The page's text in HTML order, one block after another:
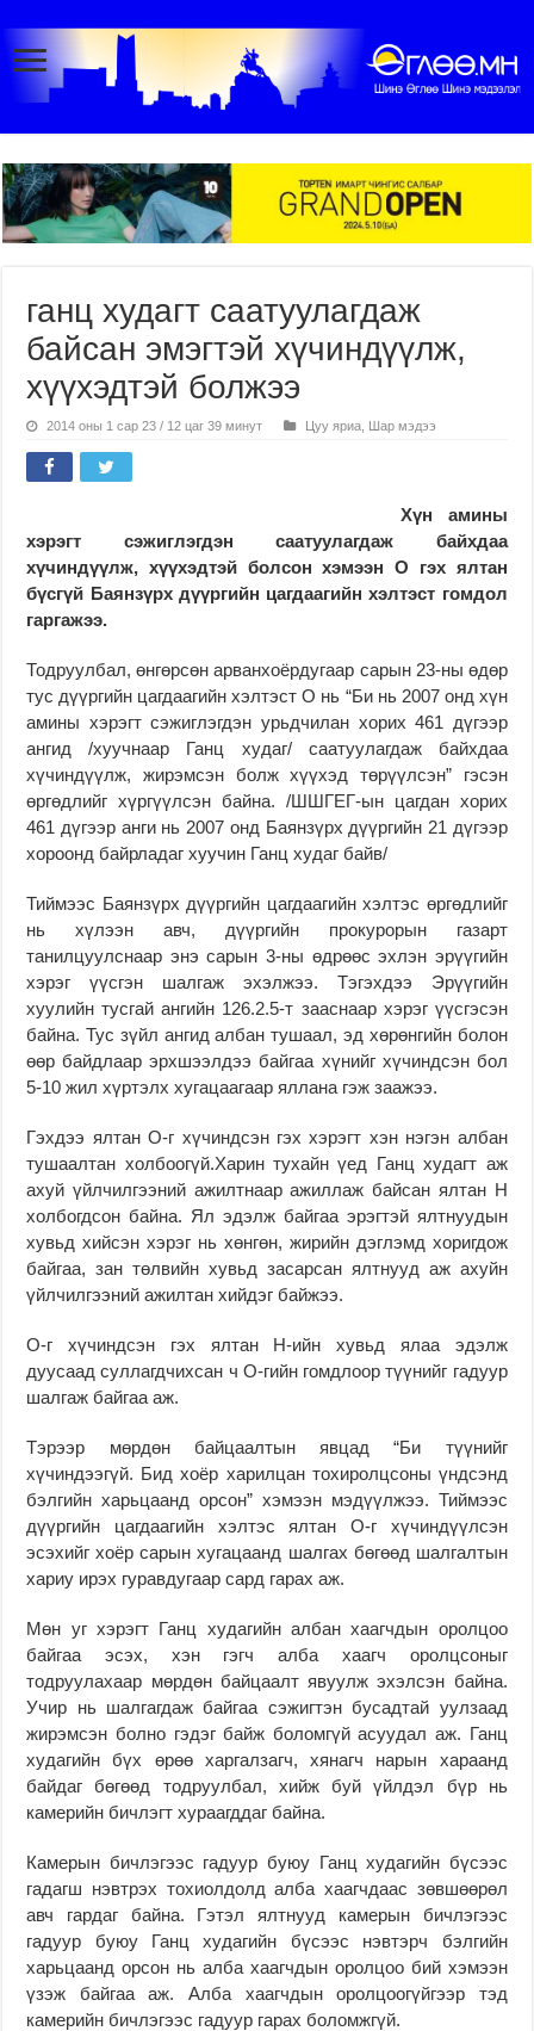
ганц худагт саатуулагдаж
байсан эмэгтэй хүчиндүүлж,
хүүхэдтэй болжээ
2014 оны 1 сар 23 / 12 цаг 39 минут Цуу яриа Шар мэдээ
​ Хүн амины
хэрэгт сэжиглэгдэн саатуулагдаж байхдаа
хүчиндүүлж, хүүхэдтэй болсон хэмээн О гэх ялтан
бүсгүй Баянзүрх дүүргийн цагдаагийн хэлтэст гомдол
гаргажээ.
Тодруулбал, өнгөрсөн арванхоёрдугаар сарын 23-ны өдөр
тус дүүргийн цагдаагийн хэлтэст О нь “Би нь 2007 онд хүн
амины хэрэгт сэжиглэгдэн урьдчилан хорих 461 дүгээр
ангид /хуучнаар Ганц худаг/ саатуулагдаж байхдаа
хүчиндүүлж, жирэмсэн болж хүүхэд төрүүлсэн” гэсэн
өргөдлийг хүргүүлсэн байна. /ШШГЕГ-ын цагдан хорих
461 дүгээр анги нь 2007 онд Баянзүрх дүүргийн 21 дүгээр
хороонд байрладаг хуучин Ганц худаг байв/
Тиймээс Баянзүрх дүүргийн цагдаагийн хэлтэс өргөдлийг
нь хүлээн авч, дүүргийн прокурорын газарт
танилцуулснаар энэ сарын 3-ны өдрөөс эхлэн эрүүгийн
хэрэг үүсгэн шалгаж эхэлжээ. Тэгэхдээ Эрүүгийн
хуулийн тусгай ангийн 126.2.5-т зааснаар хэрэг үүсгэсэн
байна. Тус зүйл ангид албан тушаал, эд хөрөнгийн болон
өөр байдлаар эрхшээлдээ байгаа хүнийг хүчиндсэн бол
5-10 жил хүртэлх хугацаагаар яллана гэж заажээ.
Гэхдээ ялтан О-г хүчиндсэн гэх хэрэгт хэн нэгэн албан
тушаалтан холбоогүй.Харин тухайн үед Ганц худагт аж
ахуй үйлчилгээний ажилтнаар ажиллаж байсан ялтан Н
холбогдсон байна. Ял эдэлж байгаа эрэгтэй ялтнуудын
хувьд хийсэн хэрэг нь хөнгөн, жирийн дэглэмд хоригдож
байгаа, зан төлвийн хувьд засарсан ялтнууд аж ахуйн
үйлчилгээний ажилтан хийдэг байжээ.
О-г хүчиндсэн гэх ялтан Н-ийн хувьд ялаа эдэлж
дуусаад суллагдчихсан ч О-гийн гомдлоор түүнийг гадуур
шалгаж байгаа аж.
Тэрээр мөрдөн байцаалтын явцад “Би түүнийг
хүчиндээгүй. Бид хоёр харилцан тохиролцсоны үндсэнд
бэлгийн харьцаанд орсон” хэмээн мэдүүлжээ. Тиймээс
дүүргийн цагдаагийн хэлтэс ялтан О-г хүчиндүүлсэн
эсэхийг хоёр сарын хугацаанд шалгах бөгөөд шалгалтын
хариу ирэх гуравдугаар сард гарах аж.
Мөн уг хэрэгт Ганц худагийн албан хаагчдын оролцоо
байгаа эсэх, хэн гэгч алба хаагч оролцсоныг
тодруулахаар мөрдөн байцаалт явуулж эхэлсэн байна.
Учир нь шалгагдаж байгаа сэжигтэн бусадтай уулзаад
жирэмсэн болно гэдэг байж боломгүй асуудал аж. Ганц
худагийн бүх өрөө харгалзагч, хянагч нарын хараанд
байдаг бөгөөд тодруулбал, хийж буй үйлдэл бүр нь
камерийн бичлэгт хураагддаг байна.
Камерын бичлэгээс гадуур буюу Ганц худагийн бүсээс
гадагш нэвтрэх тохиолдолд алба хаагчдаас зөвшөөрөл
авч гардаг байна. Гэтэл ялтнууд камерын бичлэгээс
гадуур буюу Ганц худагийн бүсээс нэвтэрч бэлгийн
харьцаанд орсон нь алба хаагчдын оролцоо бий хэмээн
үзэж байгаа аж. Алба хаагчдын оролцоогүйгээр тэд
камерийн бичлэгээс гадуур гарах боломжгүй.